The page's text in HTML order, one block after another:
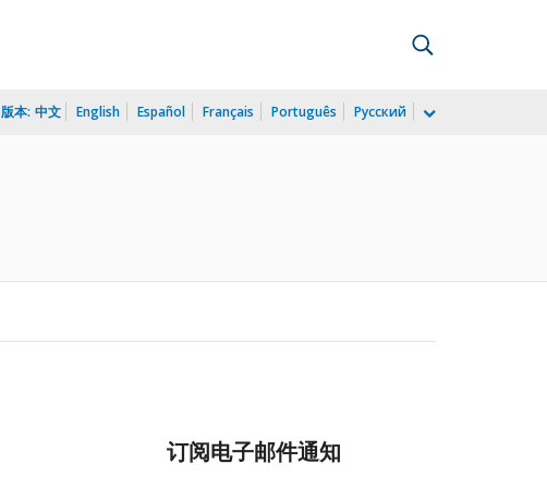
版本: 中文 English Español Français Português Русский
订阅电子邮件通知